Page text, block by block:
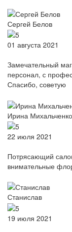
Сергей Белов
01 августа 2021
Замечательный
персонал, с
Спасибо, советую
Ирина Михальченко
22 июля 2021
Потрясающий
внимательные
Станислав
19 июля 2021